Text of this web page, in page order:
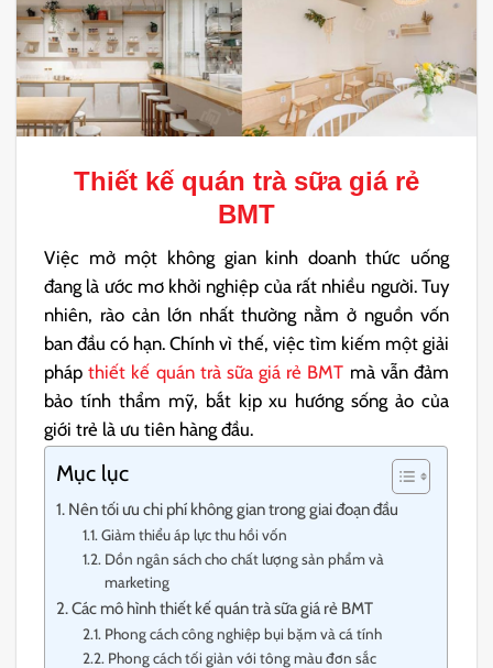
Thiết kế quán trà sữa giá rẻ
BMT
Việc mở một không gian kinh doanh thức uống
đang là ước mơ khởi nghiệp của rất nhiều người. Tuy
nhiên, rào cản lớn nhất thường nằm ở nguồn vốn
ban đầu có hạn. Chính vì thế, việc tìm kiếm một giải
phápthiết kế quán trà sữa giá rẻ BMT mà vẫn đảm
bảo tính thẩm mỹ, bắt kịp xu hướng sống ảo của
giới trẻ là ưu tiên hàng đầu.
Mục lục
Nên tối ưu chi phí không gian trong giai đoạn đầu
Giảm thiểu áp lực thu hồi vốn
Dồn ngân sách cho chất lượng sản phẩm và
marketing
Các mô hình thiết kế quán trà sữa giá rẻ BMT
Phong cách công nghiệp bụi bặm và cá tính
Phong cách tối giản với tông màu đơn sắc